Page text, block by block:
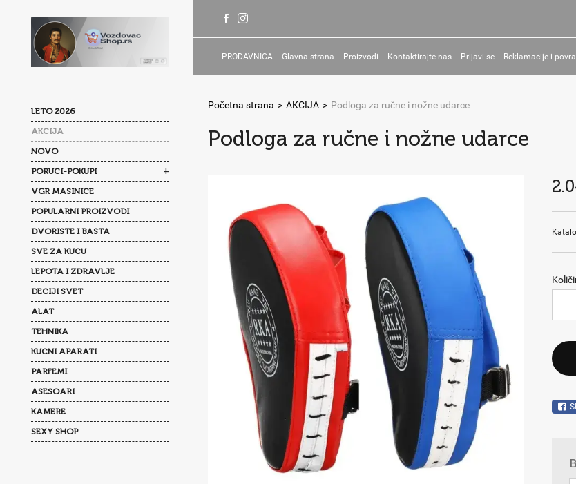
LETO 2026
AKCIJA
NOVO
PORUCI-POKUPI +
VGR MASINICE
POPULARNI PROIZVODI
DVORISTE I BASTA
SVE ZA KUCU
LEPOTA I ZDRAVLJE
DECIJI SVET
ALAT
TEHNIKA
KUCNI APARATI
PARFEMI
ASESOARI
KAMERE
SEXY SHOP
PRODAVNICA Glavna strana Proizvodi Kontaktirajte nas Prijavi se Reklamacije i
Početna strana > AKCIJA > Podloga za ručne i nožne udarce
Podloga za ručne i nožne udarce